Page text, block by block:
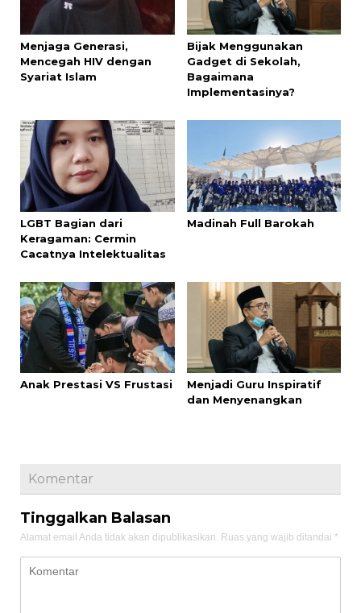
Menjaga Generasi,
Mencegah HIV dengan
Syariat Islam
Bijak Menggunakan
Gadget di Sekolah,
Bagaimana
Implementasinya?
LGBT Bagian dari
Keragaman: Cermin
Cacatnya Intelektualitas
Madinah Full Barokah
Anak Prestasi VS Frustasi
Menjadi Guru Inspiratif
dan Menyenangkan
Komentar
Tinggalkan Balasan
Alamat email Anda tidak akan dipublikasikan. Ruas yang wajib ditandai *